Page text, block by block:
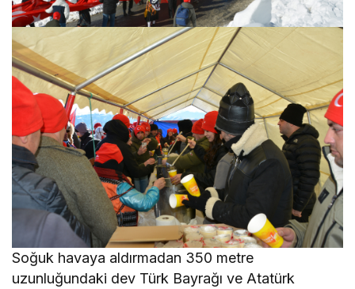
Soğuk havaya aldırmadan 350 metre
uzunluğundaki dev Türk Bayrağı ve Atatürk